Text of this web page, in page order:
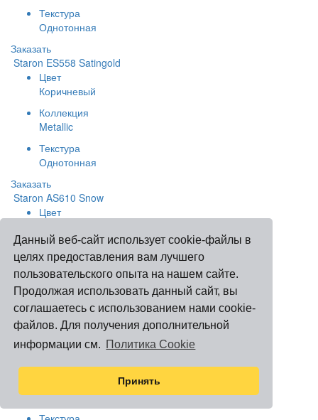
Данный веб-сайт использует cookie-файлы в
целях предоставления вам лучшего
пользовательского опыта на нашем сайте.
Продолжая использовать данный сайт, вы
соглашаетесь с использованием нами cookie-
файлов. Для получения дополнительной
информации см. Политика Cookie
Принять
Текстура
Однотонная
Заказать
Staron ES558 Satingold
Цвет
Коричневый
Коллекция
Metallic
Текстура
Однотонная
Заказать
Staron AS610 Snow
Цвет
Коллекция
Aspen
Гранитная
Заказать
Staron AB632 Brown
Цвет
Aspen